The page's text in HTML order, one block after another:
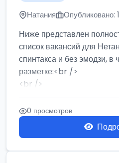
Натания Опубликовано:
Ниже представлен
список вакансий для
спинтакса и без эмодзи, в
разметке:<br />
<br />
Работа в Нетании на
требу...
0 просмотров